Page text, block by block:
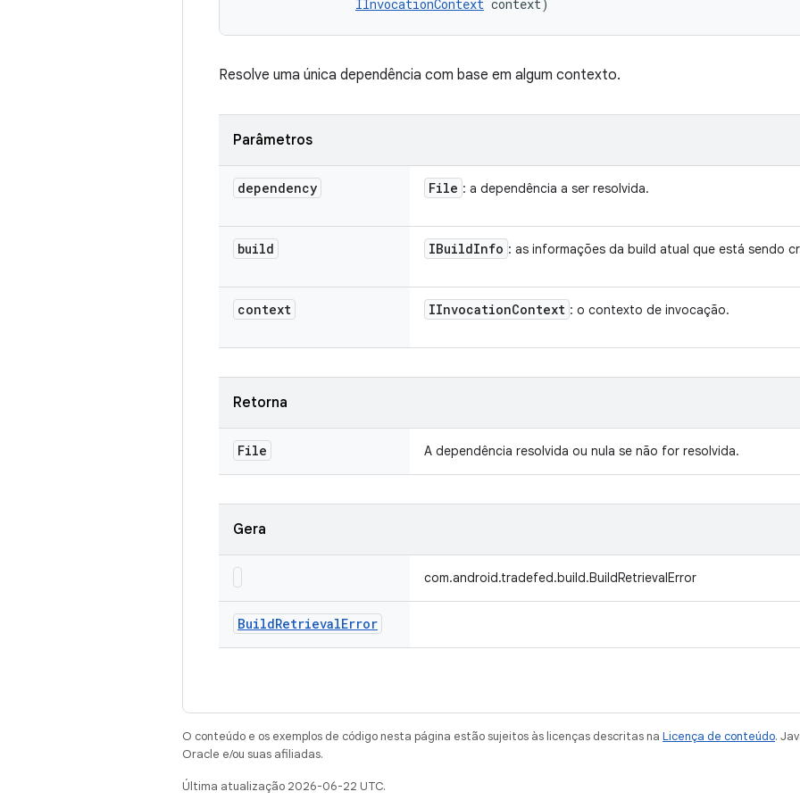
IInvocationContext context)
Resolve uma única dependência com base em algum contexto.
Parâmetros
dependency File : a dependência a ser resolvida.
build IBuildInfo : as informações da build atual que está sendo
context IInvocationContext : o contexto de invocação.
Retorna
File A dependência resolvida ou nula se não for resolvida.
Gera
com.android.tradefed.build.BuildRetrievalError
BuildRetrievalError
O conteúdo e os exemplos de código nesta página estão sujeitos às licenças descritas na Licença de conteúdo.
Oracle e/ou suas afiliadas.
Última atualização 2026-06-22 UTC.